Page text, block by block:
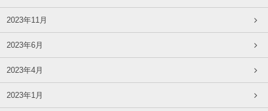
2023年11月
2023年6月
2023年4月
2023年1月